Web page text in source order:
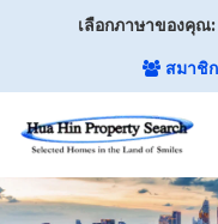
เลือกภาษาของคุณ:
สมาชิ